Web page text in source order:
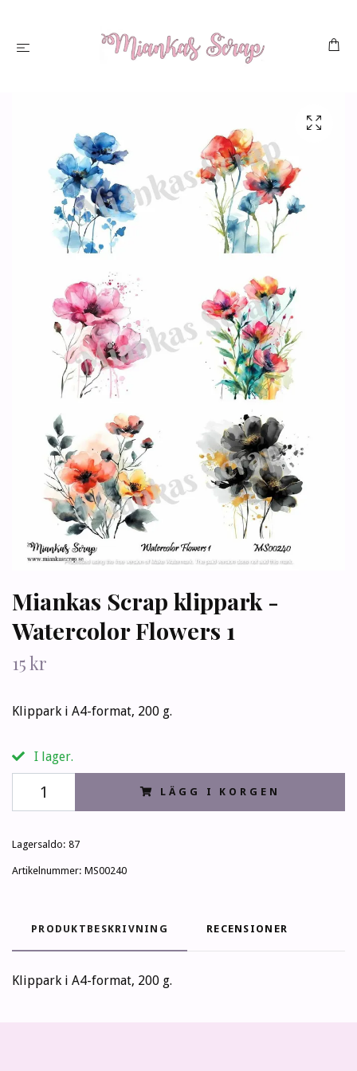
Miankas Scrap klippark -
Watercolor Flowers 1
15 kr
Klippark i A4-format, 200 g.
I lager.
LÄGG I KORGEN
Lagersaldo: 87
Artikelnummer: MS00240
PRODUKTBESKRIVNING RECENSIONER
Klippark i A4-format, 200 g.